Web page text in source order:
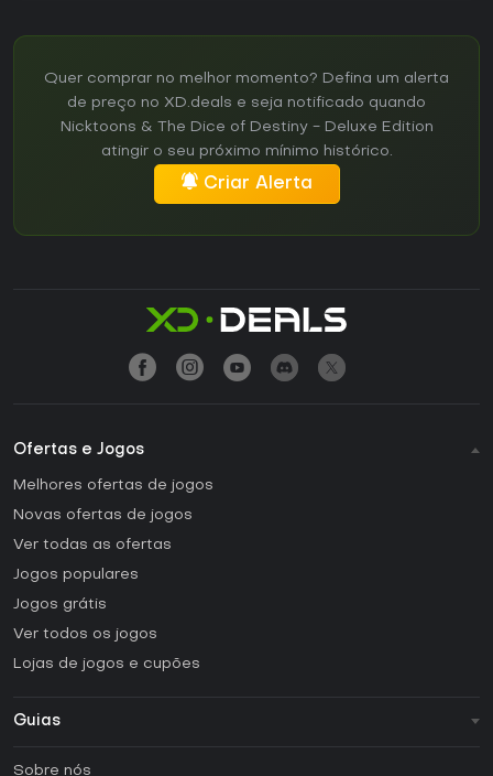
Quer comprar no melhor momento? Defina um alerta
de preço no XD.deals e seja notificado quando
Nicktoons & The Dice of Destiny - Deluxe Edition
atingir o seu próximo mínimo histórico.
Criar Alerta
Ofertas e Jogos
Melhores ofertas de jogos
Novas ofertas de jogos
Ver todas as ofertas
Jogos populares
Jogos grátis
Ver todos os jogos
Lojas de jogos e cupões
Guias
Sobre nós